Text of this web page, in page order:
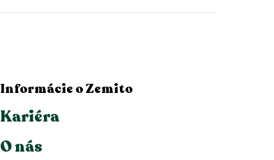
Informácie o Zemito
Kariéra
O nás